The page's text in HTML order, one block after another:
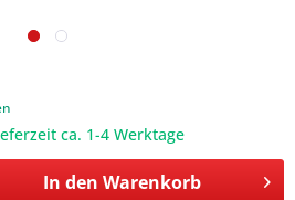
ca. 1-4 Werktage
In den Warenkorb